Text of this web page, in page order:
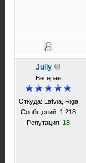
Juliy
Ветеран
Откуда: Latvia, Riga
Сообщений: 1 218
Репутация: 18